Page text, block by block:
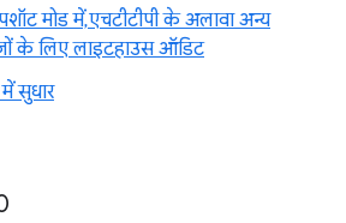
मोड में, एचटीटीपी के अलावा अन्य
के लिए लाइटहाउस ऑडिट
सुधार